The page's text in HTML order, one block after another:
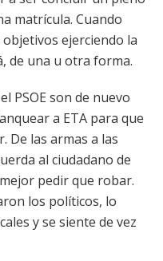
matrícula. Cuando
ejerciendo la
de una u otra forma.
PSOE son de nuevo
a ETA para que
De las armas a las
al ciudadano de
pedir que robar.
los políticos, lo
y se siente de vez